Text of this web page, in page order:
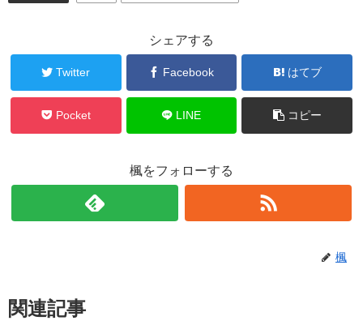
シェアする
Twitter Facebook はてブ
Pocket LINE コピー
楓をフォローする
楓
関連記事